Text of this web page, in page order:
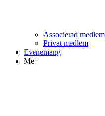
Associerad medlem
Privat medlem
Evenemang
Mer